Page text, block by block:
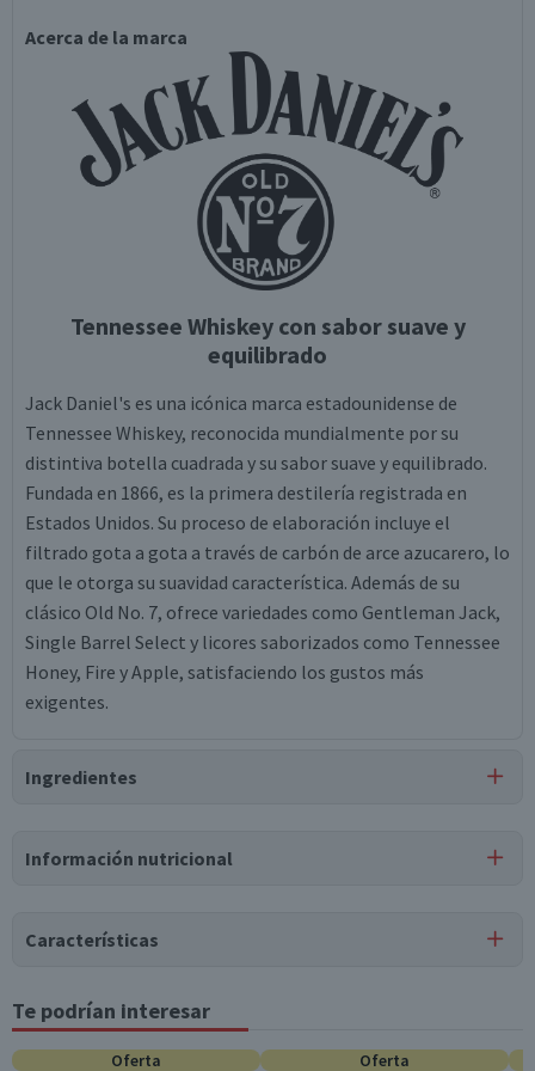
Acerca de la marca
Tennessee Whiskey con sabor suave y
equilibrado
Jack Daniel's es una icónica marca estadounidense de
Tennessee Whiskey, reconocida mundialmente por su
distintiva botella cuadrada y su sabor suave y equilibrado.
Fundada en 1866, es la primera destilería registrada en
Estados Unidos. Su proceso de elaboración incluye el
filtrado gota a gota a través de carbón de arce azucarero, lo
que le otorga su suavidad característica. Además de su
clásico Old No. 7, ofrece variedades como Gentleman Jack,
Single Barrel Select y licores saborizados como Tennessee
Honey, Fire y Apple, satisfaciendo los gustos más
exigentes.
Ingredientes
Información nutricional
Tabla nutricional
medios
Características
Estados Unidos
Te podrían interesar
Oferta Oferta